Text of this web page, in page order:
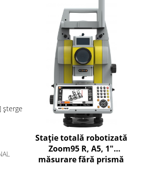
șterge
Stație totală robotizată
Zoom95 R, A5, 1"
măsurare fără prismă